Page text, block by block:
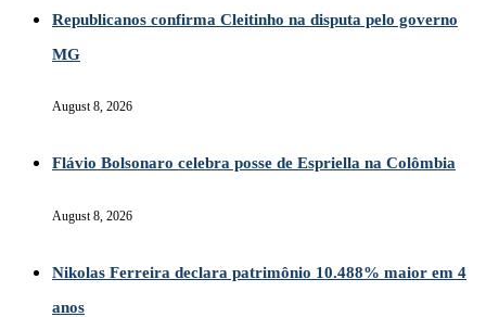
Republicanos confirma Cleitinho na disputa pelo governo
MG
August 8, 2026
Flávio Bolsonaro celebra posse de Espriella na Colômbia
August 8, 2026
Nikolas Ferreira declara patrimônio 10.488% maior em 4
anos